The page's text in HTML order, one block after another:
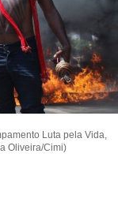
Luta pela Vida,
Oliveira/Cimi)